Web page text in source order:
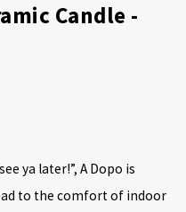
Candle -
ya later!”, A Dopo is
to the comfort of indoor